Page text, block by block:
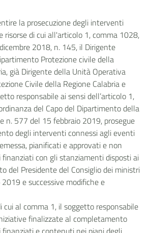
la prosecuzione degli interventi
risorse di cui all'articolo 1, comma 1028,
2018, n. 145, il Dirigente
Protezione civile della
già Dirigente della Unità Operativa
Civile della Regione Calabria e
responsabile ai sensi dell’articolo 1,
del Capo del Dipartimento della
n. 577 del 15 febbraio 2019, prosegue
degli interventi connessi agli eventi
pianificati e approvati e non
con gli stanziamenti disposti ai
del Presidente del Consiglio dei ministri
e successive modifiche e
cui al comma 1, il soggetto responsabile
finalizzate al completamento